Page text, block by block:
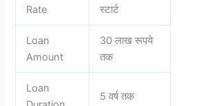
Rate
स्टार्ट
Loan
Amount
30 लाख रूपये
तक
Loan
5 वर्ष तक